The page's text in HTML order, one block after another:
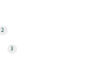
2
3